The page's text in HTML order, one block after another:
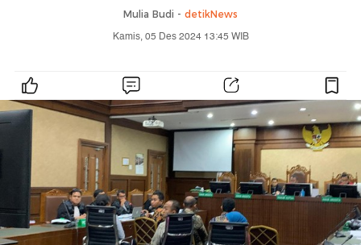
Mulia Budi - detikNews
Kamis, 05 Des 2024 13:45 WIB